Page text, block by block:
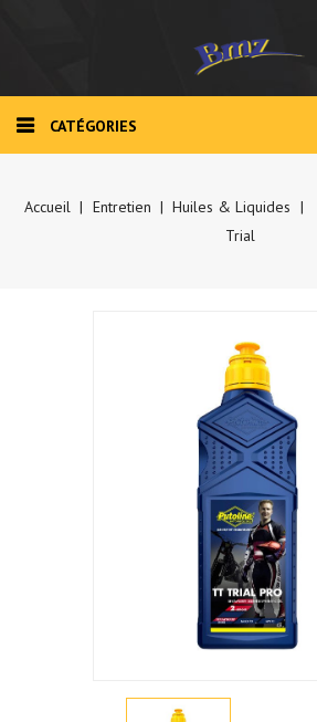
CATÉGORIES
Accueil Entretien Huiles & Liquides
Trial